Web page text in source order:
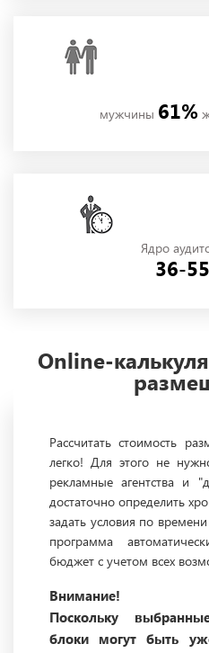
мужчины 61%
Ядро
36-
Online-
Рассчитать стоимость
легко! Для этого не
рекламные агентства и
достаточно определить
задать условия по
программа
бюджет с учетом всех
Внимание!
Поскольку
блоки могут быть